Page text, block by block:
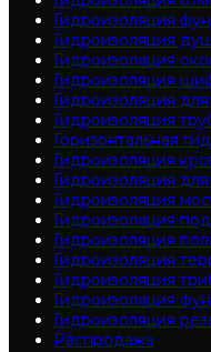
Гидроизоляция
Гидроизоляция
Гидроизоляция
Гидроизоляция
Гидроизоляция
Гидроизоляция
Горизонтальная
Гидроизоляция
Гидроизоляция
Гидроизоляция
Гидроизоляция
Гидроизоляция
Гидроизоляция
Гидроизоляция
Гидроизоляция
Гидроизоляция
Распродажа